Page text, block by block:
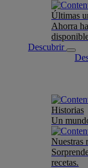
Últimas
Ahorra
Descubrir
Historias
Un
Nuestras
recetas.